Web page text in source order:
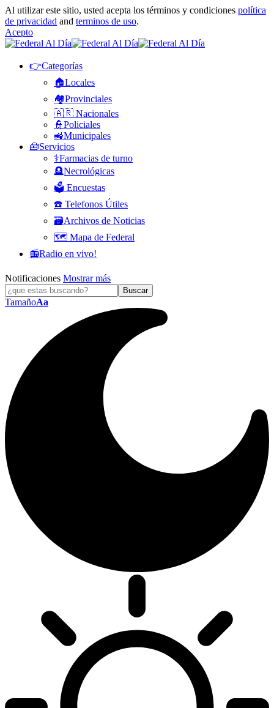
Al utilizar este sitio, usted acepta los términos y condiciones política
de privacidad and terminos de uso.
Acepto
👉Categorías
🏠Locales
🏘️Provinciales
🇦🇷 Nacionales
👮Policiales
🚜Municipales
🧰Servicios
⚕️Farmacias de turno
🪦Necrológicas
🗳️ Encuestas
☎️ Telefonos Útiles
🗃️Archivos de Noticias
🗺️ Mapa de Federal
📻Radio en vivo!
Notificaciones Mostrar más
TamañoAa